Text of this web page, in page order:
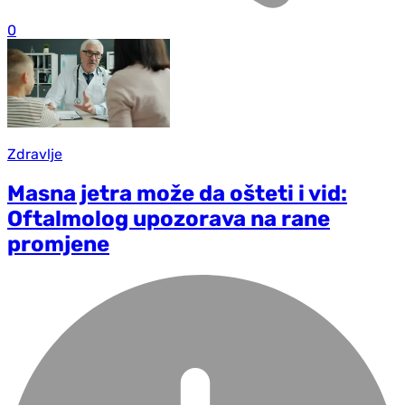
0
Zdravlje
Masna jetra može da ošteti i vid:
Oftalmolog upozorava na rane
promjene